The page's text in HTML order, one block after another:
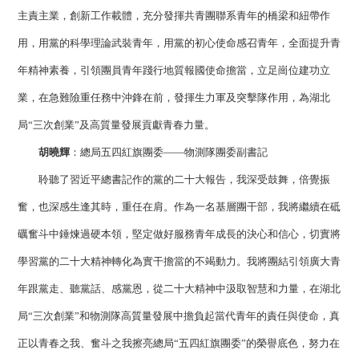
主責主業，創新工作載體，充分發揮共青團聯系青年的橋梁和紐帶作
用，用黨的科學理論武裝青年，用黨的初心使命感召青年，全面提升青
年精神素養，引領團員青年踐行地質報國使命擔當，立足崗位建功立
業，在急難險重任務中沖鋒在前，發揮生力軍及突擊隊作用，為湖北
局“三次創業”及高質量發展貢獻青春力量。
胡曉輝：總局五四紅旗團委——物測隊團委副書記
聆聽了習近平總書記作的黨的二十大報告，我深受鼓舞，倍覺振
奮，也深感生逢其時，重任在肩。作為一名基層團干部，我將繼續在砥
礪奮斗中錘煉過硬本領，堅定做好服務青年成長的決心和信心，切實將
學習黨的二十大精神轉化為實干擔當的不竭動力。我將團結引領廣大青
年跟黨走、聽黨話、感黨恩，從二十大精神中汲取智慧和力量，在湖北
局“三次創業”和物測隊高質量發展中擔負起當代青年的責任與使命，真
正以青春之我、奮斗之我擦亮總局“五四紅旗團委”的榮譽底色，努力在